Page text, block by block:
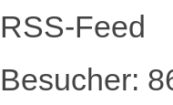
RSS-Feed
Besucher: